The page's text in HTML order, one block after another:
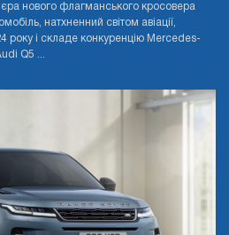
нового флагманського кросовера
натхненний світом авіації,
року і складе конкуренцію Mercedes-
Q5 ...